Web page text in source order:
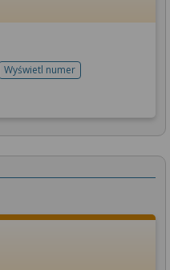
Wyświetl numertelefonu do rejestracji